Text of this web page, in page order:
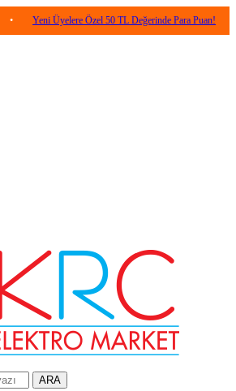
Üyelere Özel 50 TL Değerinde Para Puan! •
ARA